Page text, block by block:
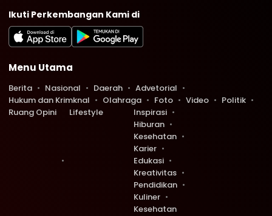
Ikuti Perkembangan Kami di
Menu Utama
Berita Nasional Daerah
Advetorial
Hukum dan Krimknal
Olahraga Foto Video
Politik
Ruang Opini
Lifestyle
Inspirasi
Hiburan
Kesehatan
Karier
Edukasi
Kreativitas
Pendidikan
Kuliner
Kesehatan